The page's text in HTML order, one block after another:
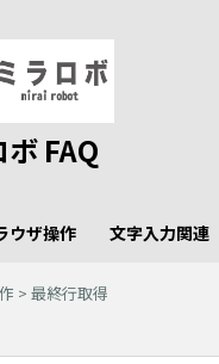
FAQ
ウザ操作 文字入力関連
> 最終行取得